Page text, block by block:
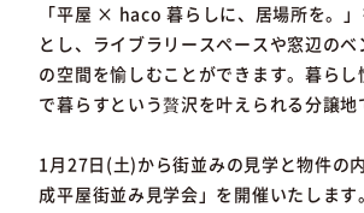
「平屋 × haco 暮らしに、居場所を。
とし、ライブラリースペースや窓辺の
の空間を愉しむことができます。暮らし
で暮らすという贅沢を叶えられる分譲地
1月27日(土)から街並みの見学と物件の
成平屋街並み見学会」を開催いたしま